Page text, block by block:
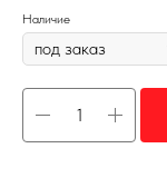
Наличие